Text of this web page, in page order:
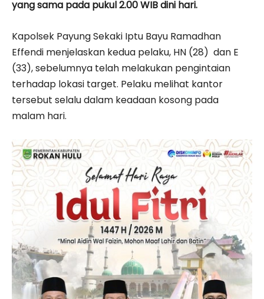
yang sama pada pukul 2.00 WIB dini hari.
Kapolsek Payung Sekaki Iptu Bayu Ramadhan
Effendi menjelaskan kedua pelaku, HN (28) dan E
(33), sebelumnya telah melakukan pengintaian
terhadap lokasi target. Pelaku melihat kantor
tersebut selalu dalam keadaan kosong pada
malam hari.